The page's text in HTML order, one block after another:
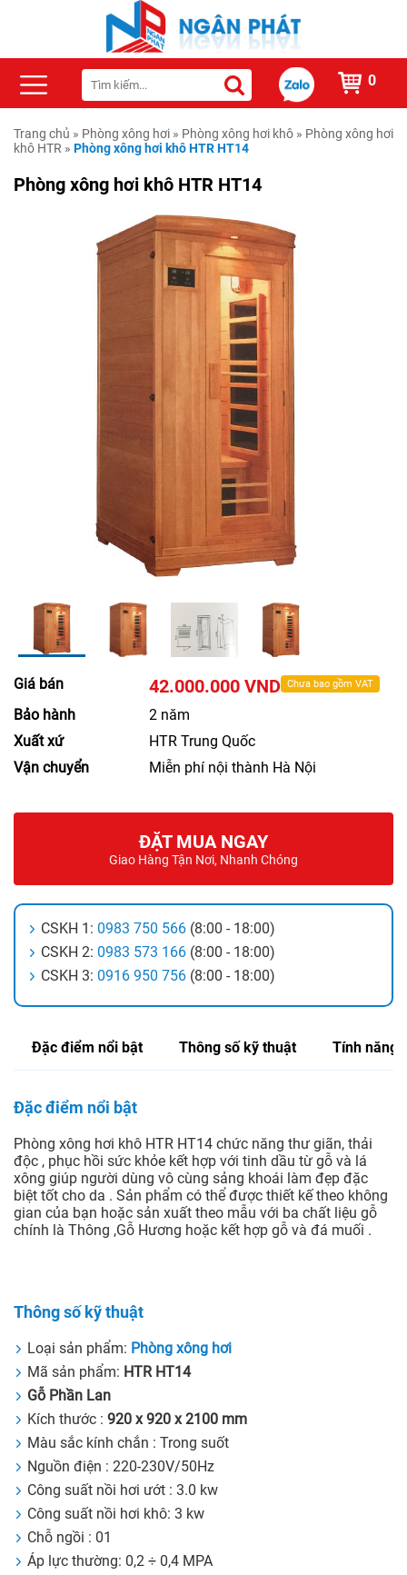
0
Trang chủ » Phòng xông hơi » Phòng xông hơi khô » Phòng xông hơi
khô HTR » Phòng xông hơi khô HTR HT14
Phòng xông hơi khô HTR HT14
Giá bán 42.000.000 VND Chưa bao gồm VAT
Bảo hành
2 năm
Xuất xứ
HTR Trung Quốc
Vận chuyển
Miễn phí nội thành Hà Nội
ĐẶT MUA NGAY
Giao Hàng Tận Nơi, Nhanh Chóng
CSKH 1: 0983 750 566 (8:00 - 18:00)
CSKH 2: 0983 573 166 (8:00 - 18:00)
CSKH 3: 0916 950 756 (8:00 - 18:00)
Đặc điểm nổi bật Thông số kỹ thuật Tính năng
Đặc điểm nổi bật
Phòng xông hơi khô HTR HT14 chức năng thư giãn, thải
độc , phục hồi sức khỏe kết hợp với tinh dầu từ gỗ và lá
xông giúp người dùng vô cùng sảng khoái làm đẹp đặc
biệt tốt cho da . Sản phẩm có thể được thiết kế theo không
gian của bạn hoặc sản xuất theo mẫu với ba chất liệu gỗ
chính là Thông ,Gỗ Hương hoặc kết hợp gỗ và đá muối .
Thông số kỹ thuật
Loại sản phẩm: Phòng xông hơi
Mã sản phẩm: HTR HT14
Gỗ Phần Lan
Kích thước : 920 x 920 x 2100 mm
Màu sắc kính chắn : Trong suốt
Nguồn điện : 220-230V/50Hz
Công suất nồi hơi ướt : 3.0 kw
Công suất nồi hơi khô: 3 kw
Chỗ ngồi : 01
Áp lực thường: 0,2 ÷ 0,4 MPA